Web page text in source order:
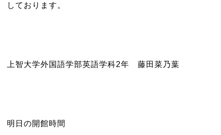
しております。
上智大学外国語学部英語学科2年 藤田菜乃葉
明日の開館時間